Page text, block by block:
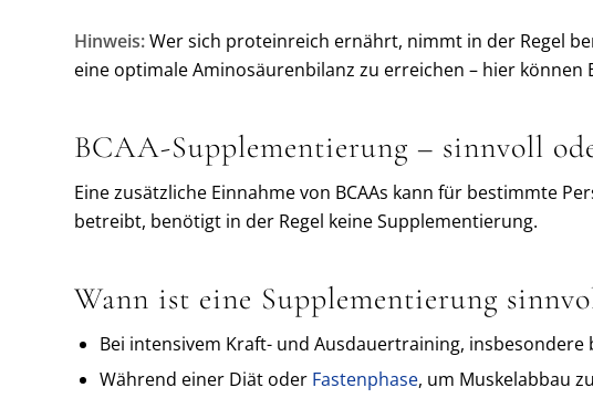
Hinweis:Wer sich proteinreich ernährt, nimmt in der Regel
eine optimale Aminosäurenbilanz zu erreichen – hier können
BCAA-Supplementierung – sinnvoll
Eine zusätzliche Einnahme von BCAAs kann für bestimmte
betreibt, benötigt in der Regel keine Supplementierung.
Wann ist eine Supplementierung
Bei intensivem Kraft- und Ausdauertraining,
Während einer Diät oder Fastenphase, um Muskelabbau